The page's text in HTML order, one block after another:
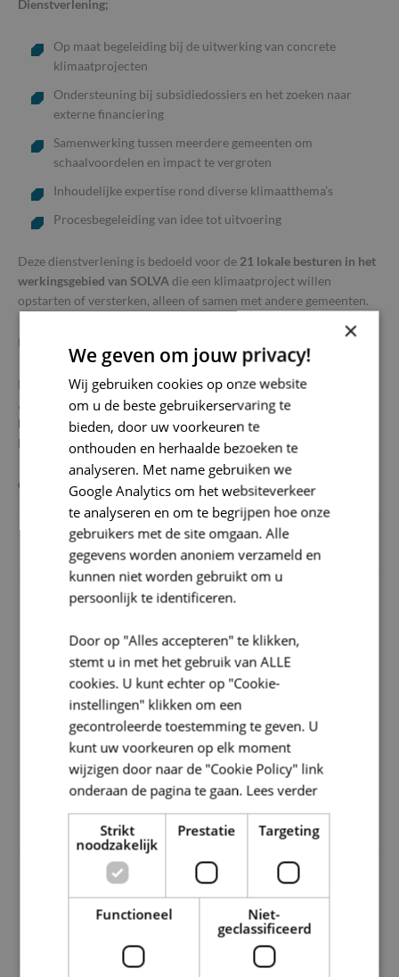
Dienstverlening;
Op maat begeleiding bij de uitwerking van concrete
klimaatprojecten
Ondersteuning bij subsidiedossiers en het zoeken naar
externe financiering
Samenwerking tussen meerdere gemeenten om
schaalvoordelen en impact te vergroten
Inhoudelijke expertise rond diverse klimaatthema’s
Procesbegeleiding van idee tot uitvoering
Deze dienstverlening is bedoeld voor de 21 lokale besturen in het
werkingsgebied van SOLVA die een klimaatproject willen
opstarten of versterken, alleen of samen met andere gemeenten.
Interesse?
Neem contact op met het team Klimaat & Energie of via
klimaat@so-lva.be. We bekijken samen hoe we jouw lokaal
bestuur kunnen ondersteunen bij het realiseren van een
klimaatbeleid op maat van de lokale klimaatuitdagingen.
Overzicht klimaatprojecten
Vergroening EHBE
Koolstofvrije
deelmobiliteit
Duurzame
consumptie
Educatie en
sensibilisering
×
We geven om jouw privacy!
Wij gebruiken cookies op onze website
om u de beste gebruikerservaring te
bieden, door uw voorkeuren te
onthouden en herhaalde bezoeken te
analyseren. Met name gebruiken we
Google Analytics om het websiteverkeer
te analyseren en om te begrijpen hoe onze
gebruikers met de site omgaan. Alle
gegevens worden anoniem verzameld en
kunnen niet worden gebruikt om u
persoonlijk te identificeren.
Door op "Alles accepteren" te klikken,
stemt u in met het gebruik van ALLE
cookies. U kunt echter op "Cookie-
instellingen" klikken om een
gecontroleerde toestemming te geven. U
kunt uw voorkeuren op elk moment
wijzigen door naar de "Cookie Policy" link
onderaan de pagina te gaan. Lees verder
Strikt
noodzakelijk
Prestatie Targeting
Functioneel
Niet-
geclassificeerd